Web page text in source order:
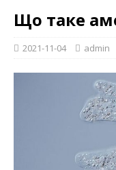
Що таке
2021-11-04 admin